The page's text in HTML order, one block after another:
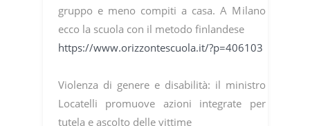
gruppo e meno compiti a casa. A Milano
ecco la scuola con il metodo finlandese
https://www.orizzontescuola.it/?p=406103
Violenza di genere e disabilità: il ministro
Locatelli promuove azioni integrate per
tutela e ascolto delle vittime